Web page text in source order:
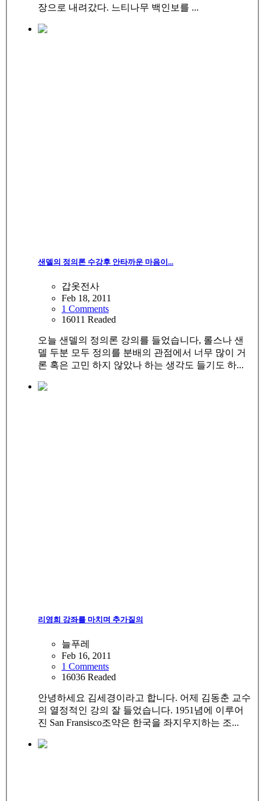
장으로 내려갔다. 느티나무 백인보를 ...
샌델의 정의론 수강후 안타까운 마음이...
갑옷전사
Feb 18, 2011
1 Comments
16011 Readed
오늘 샌델의 정의론 강의를 들었습니다, 롤스나 샌
델 두분 모두 정의를 분배의 관점에서 너무 많이 거
론 혹은 고민 하지 않았나 하는 생각도 들기도 하...
리영희 강좌를 마치며 추가질의
늘푸레
Feb 16, 2011
1 Comments
16036 Readed
안녕하세요 김세경이라고 합니다. 어제 김동춘 교수
의 열정적인 강의 잘 들었습니다. 1951념에 이루어
진 San Fransisco조약은 한국을 좌지우지하는 조...